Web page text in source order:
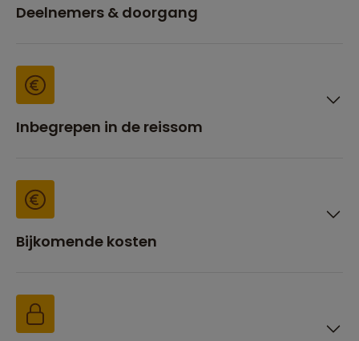
Deelnemers & doorgang
Inbegrepen in de reissom
Bijkomende kosten